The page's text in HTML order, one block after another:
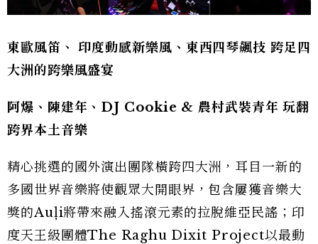
東歐風笛 、 印度動感新樂風、東西四琴飆技 跨足四
大洲的跨樂風盛宴
阿爆、陳建年、 DJ Cookie & 農村武裝青年 玩翻
跨界本土音樂
精心挑選的國外演出團隊橫跨四大洲，耳目一新的
多國世界音樂將使觀眾大開眼界，包含屢獲音樂大
獎的Auļi將帶來融入搖滾元素的拉脫維亞民謠；印
度天王級團體The Raghu Dixit Project以最動